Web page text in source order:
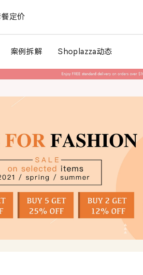
定价
案例拆解 Shoplazza动态